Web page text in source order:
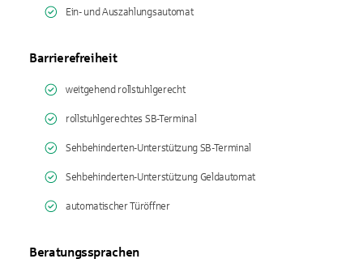
Ein- und Auszahlungsautomat
Barrierefreiheit
weitgehend rollstuhlgerecht
rollstuhlgerechtes SB-Terminal
Sehbehinderten-Unterstützung SB-Terminal
Sehbehinderten-Unterstützung Geldautomat
automatischer Türöffner
Beratungssprachen